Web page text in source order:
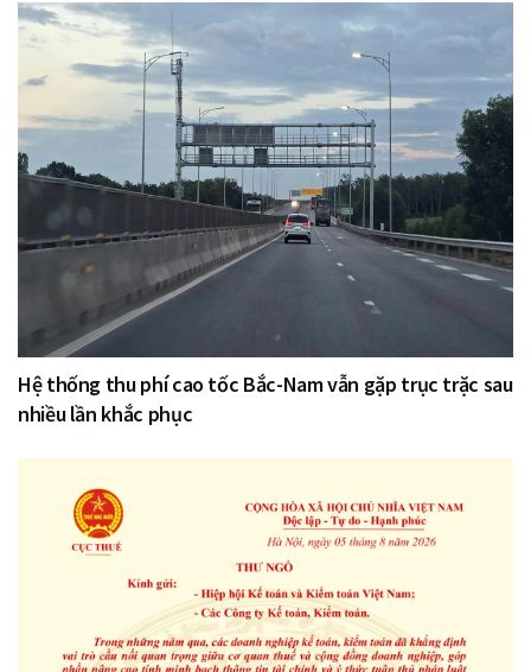
Hệ thống thu phí cao tốc Bắc-Nam vẫn gặp trục trặc sau
nhiều lần khắc phục